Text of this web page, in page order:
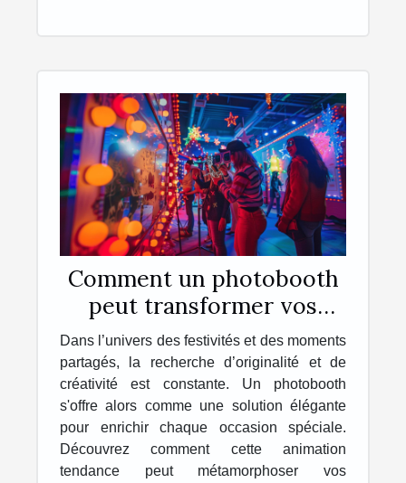
Comment un photobooth
peut transformer vos
événements en souvenirs
inoubliables
Dans l’univers des festivités et des moments
partagés, la recherche d’originalité et de
créativité est constante. Un photobooth
s'offre alors comme une solution élégante
pour enrichir chaque occasion spéciale.
Découvrez comment cette animation
tendance peut métamorphoser vos